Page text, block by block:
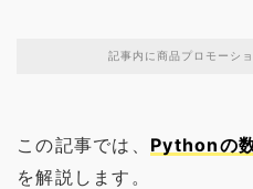
記事内に商品プロモーシ
この記事では、 Pythonの
を解説します。